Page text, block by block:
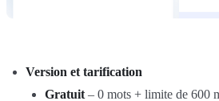
Version et tarification
Gratuit – 0 mots + limite de 600